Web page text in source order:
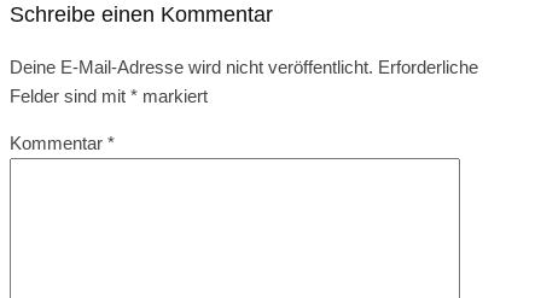
Schreibe einen Kommentar
Deine E-Mail-Adresse wird nicht veröffentlicht. Erforderliche
Felder sind mit * markiert
Kommentar *